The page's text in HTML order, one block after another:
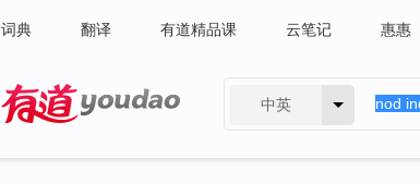
词典 翻译 有道精品课 云笔记 惠惠
中英